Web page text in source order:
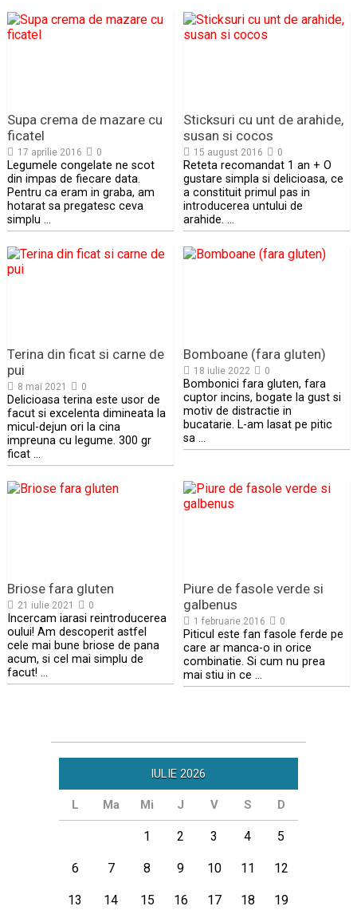
Supa crema de mazare cu
ficatel
17 aprilie 2016 0
Legumele congelate ne scot
din impas de fiecare data.
Pentru ca eram in graba, am
hotarat sa pregatesc ceva
simplu …
Sticksuri cu unt de arahide,
susan si cocos
15 august 2016 0
Reteta recomandat 1 an + O
gustare simpla si delicioasa, ce
a constituit primul pas in
introducerea untului de
arahide. …
Terina din ficat si carne de
pui
8 mai 2021 0
Delicioasa terina este usor de
facut si excelenta dimineata la
micul-dejun ori la cina
impreuna cu legume. 300 gr
ficat …
Bomboane (fara gluten)
18 iulie 2022 0
Bombonici fara gluten, fara
cuptor incins, bogate la gust si
motiv de distractie in
bucatarie. L-am lasat pe pitic
sa …
Briose fara gluten
21 iulie 2021 0
Incercam iarasi reintroducerea
oului! Am descoperit astfel
cele mai bune briose de pana
acum, si cel mai simplu de
facut! …
Piure de fasole verde si
galbenus
1 februarie 2016 0
Piticul este fan fasole ferde pe
care ar manca-o in orice
combinatie. Si cum nu prea
mai stiu in ce …
IULIE 2026
L Ma Mi J V S D
1 2 3 4 5
6 7 8 9 10 11 12
13 14 15 16 17 18 19